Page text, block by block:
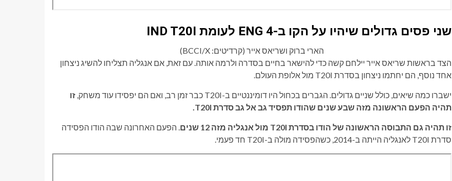
שני פסים גדולים שיהיו על הקו ב-ENG 4 לעומת IND T20I
הארי ברוק ושריאס אייר (קרדיטים: BCCI/X)
הצד בראשות שריאס אייר יילחם קשה כדי להישאר בחיים בסדרה ולרמה אותה. עם זאת, אם אנגליה תצליחו להשיג ניצחון
אחד נוסף, הם יחתמו ניצחון בסדרת T20I מול אלופת העולם.
ישברו כמה שיאים, כולל שניים גדולים. הגברים בכחול היו דומיננטיים ב-T20I כבר זמן רב, ואם הם יפסידו עוד משחק,
זו
תהיה הפעם הראשונה מזה שבע שנים שהודו תפסיד גב אל גב סדרת T20I.
זו תהיה גם התבוסה הראשונה של הודו בסדרת T20I מול אנגליה מזה 12 שנים
. הפעם האחרונה שבה הודו הפסידה
סדרת T20I לאנגליה הייתה ב-2014, כשהפסידה מולה ב-T20I חד פעמי.